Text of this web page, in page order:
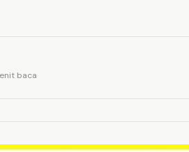
baca